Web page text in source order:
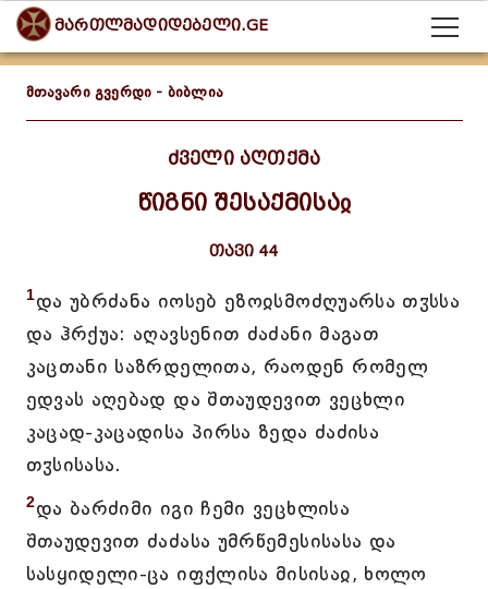
მართლმადიდებელი.GE
მთავარი გვერდი - ბიბლია
ძველი აღთქმა
წიგნი შესაქმისაჲ
თავი 44
1და უბრძანა იოსებ ეზოჲსმოძღუარსა თჳსსა
და ჰრქუა: აღავსენით ძაძანი მაგათ
კაცთანი საზრდელითა, რაოდენ რომელ
ედვას აღებად და შთაუდევით ვეცხლი
კაცად-კაცადისა პირსა ზედა ძაძისა
თჳსისასა.
2და ბარძიმი იგი ჩემი ვეცხლისა
შთაუდევით ძაძასა უმრწემესისასა და
სასყიდელი-ცა იფქლისა მისისაჲ, ხოლო